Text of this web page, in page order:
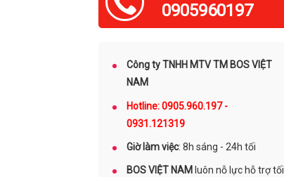
0905960197
Công ty TNHH MTV TM BOS VIỆT
NAM
Hotline: 0905.960.197 -
0931.121319
Giờ làm việc: 8h sáng - 24h tối
BOS VIỆT NAM luôn nỗ lực hỗ trợ tối